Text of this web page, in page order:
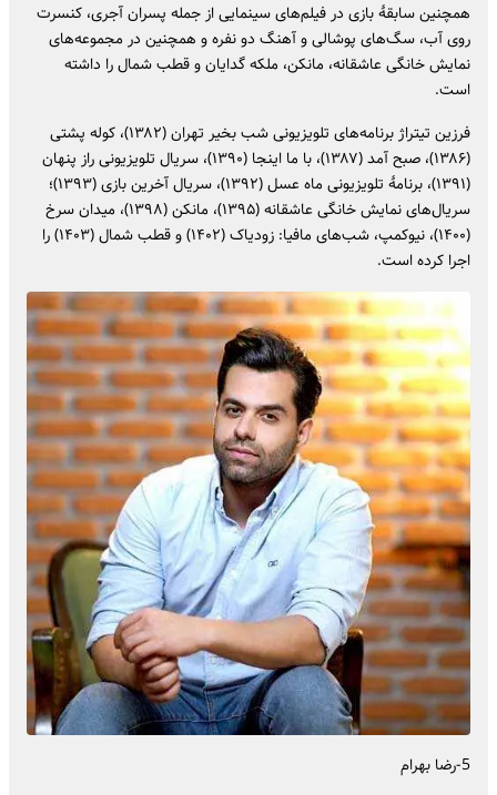
همچنین سابقهٔ بازی در فیلم‌های سینمایی از جمله پسران آجری، کنسرت
روی آب، سگ‌های پوشالی و آهنگ دو نفره و همچنین در مجموعه‌های
نمایش خانگی عاشقانه، مانکن، ملکه گدایان و قطب شمال را داشته
است.
فرزین تیتراژ برنامه‌های تلویزیونی شب بخیر تهران (۱۳۸۲)، کوله پشتی
(۱۳۸۶)، صبح آمد (۱۳۸۷)، با ما اینجا (۱۳۹۰)، سریال تلویزیونی راز پنهان
(۱۳۹۱)، برنامهٔ تلویزیونی ماه عسل (۱۳۹۲)، سریال آخرین بازی (۱۳۹۳)؛
سریال‌های نمایش خانگی عاشقانه (۱۳۹۵)، مانکن (۱۳۹۸)، میدان سرخ
(۱۴۰۰)، نیوکمپ، شب‌های مافیا: زودیاک (۱۴۰۲) و قطب شمال (۱۴۰۳) را
اجرا کرده است.
5-رضا بهرام